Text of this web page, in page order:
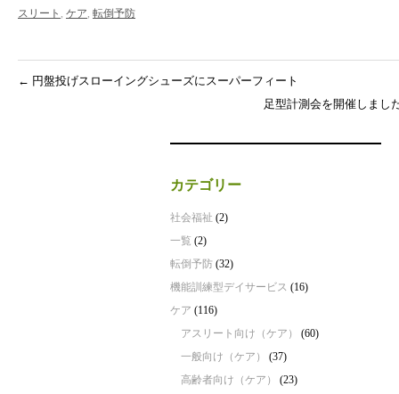
スリート , ケア, 転倒予防
← 円盤投げスローイングシューズにスーパーフィート
足型計測会を開催しまし
カテゴリー
社会福祉 (2)
一覧 (2)
転倒予防 (32)
機能訓練型デイサービス (16)
ケア (116)
アスリート向け（ケア）
(60)
一般向け（ケア）
(37)
高齢者向け（ケア）
(23)